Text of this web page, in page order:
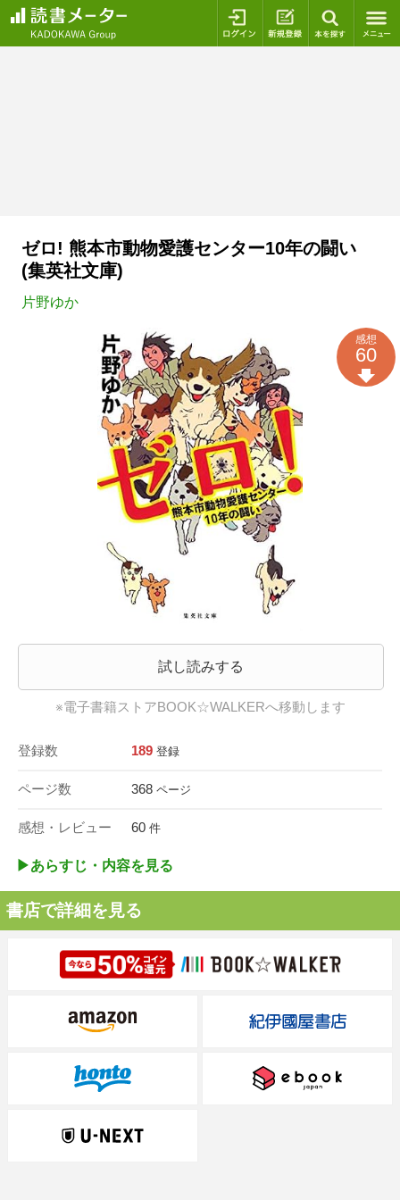
ログイン 新規登録
ゼロ! 熊本市動物愛護センター10年の闘い
(集英社文庫)
片野ゆか
試し読みする
※電子書籍ストアBOOK☆WALKERへ移動します
登録数 189 登録
ページ数 368 ページ
感想・レビュー 60 件
感想
60
▶︎あらすじ・内容を見る
書店で詳細を見る